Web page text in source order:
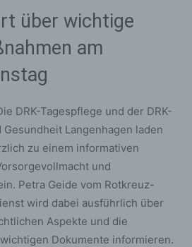
über wichtige
am
DRK-Tagespflege und der DRK-
Langenhagen laden
zu einem informativen
und
Petra Geide vom Rotkreuz-
wird dabei ausführlich über
Aspekte und die
Dokumente informieren.